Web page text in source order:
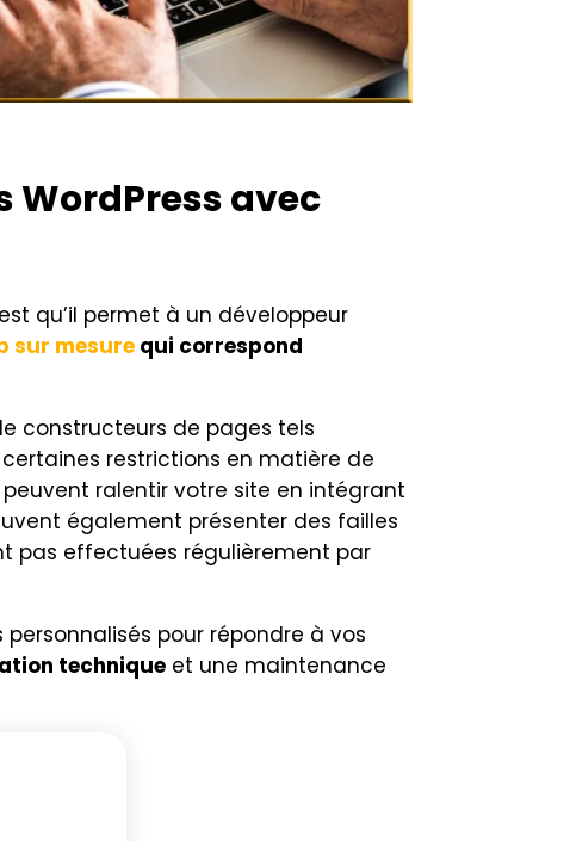
WordPress avec
qu’il permet à un développeur
sur mesure qui correspond
constructeurs de pages tels
certaines restrictions en matière de
ralentir votre site en intégrant
également présenter des failles
pas effectuées régulièrement par
pour répondre à vos
technique et une maintenance